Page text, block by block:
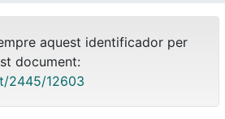
aquest identificador per
document:
2445/12603